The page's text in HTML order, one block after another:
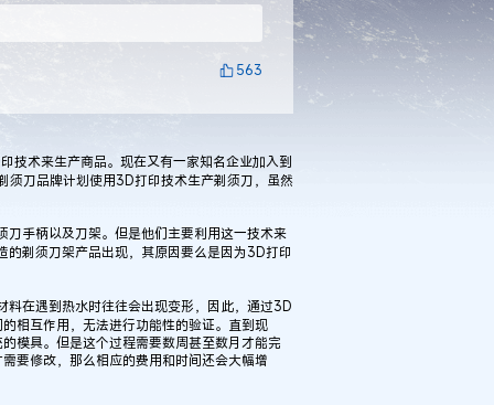
563
术来生产商品。现在又有一家知名企业加入到
须刀品牌计划使用3D打印技术生产剃须刀，虽然
手柄以及刀架。但是他们主要利用这一技术来
剃须刀架产品出现，其原因要么是因为3D打印
在遇到热水时往往会出现变形，因此，通过3D
相互作用，无法进行功能性的验证。直到现
模具。但是这个过程需要数周甚至数月才能完
要修改，那么相应的费用和时间还会大幅增